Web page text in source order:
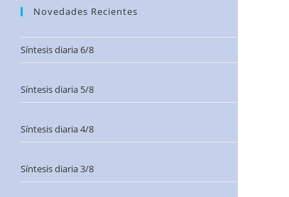
Novedades Recientes
Síntesis diaria 6/8
Síntesis diaria 5/8
Síntesis diaria 4/8
Síntesis diaria 3/8